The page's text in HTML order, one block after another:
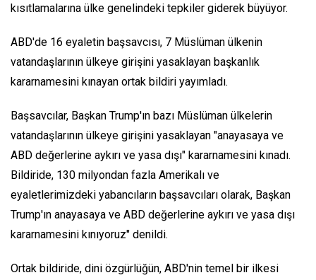
kısıtlamalarına ülke genelindeki tepkiler giderek büyüyor.
ABD'de 16 eyaletin başsavcısı, 7 Müslüman ülkenin
vatandaşlarının ülkeye girişini yasaklayan başkanlık
kararnamesini kınayan ortak bildiri yayımladı.
Başsavcılar, Başkan Trump'ın bazı Müslüman ülkelerin
vatandaşlarının ülkeye girişini yasaklayan "anayasaya ve
ABD değerlerine aykırı ve yasa dışı" kararnamesini kınadı.
Bildiride, 130 milyondan fazla Amerikalı ve
eyaletlerimizdeki yabancıların başsavcıları olarak, Başkan
Trump'ın anayasaya ve ABD değerlerine aykırı ve yasa dışı
kararnamesini kınıyoruz" denildi.
Ortak bildiride, dini özgürlüğün, ABD'nin temel bir ilkesi